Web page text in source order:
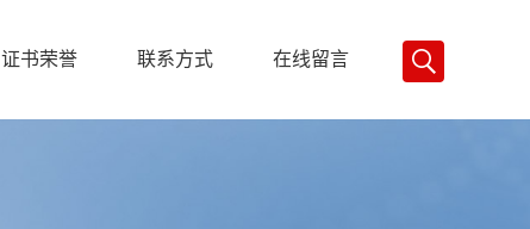
证书荣誉 联系方式 在线留言